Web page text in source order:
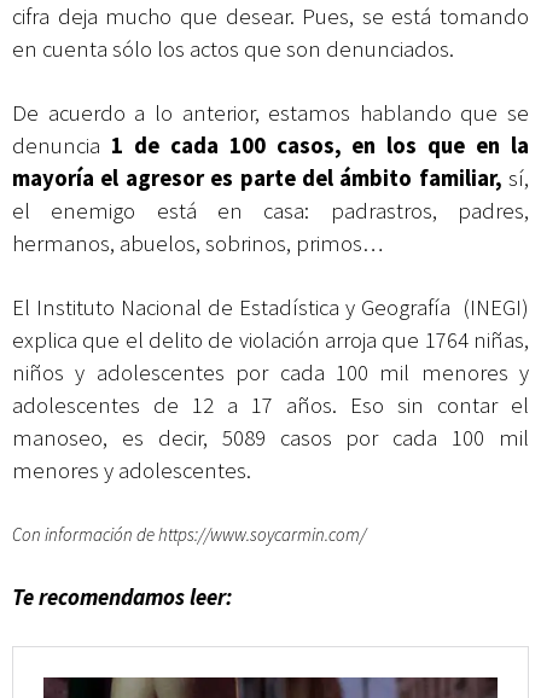
cifra deja mucho que desear. Pues, se está tomando
en cuenta sólo los actos que son denunciados.
De acuerdo a lo anterior, estamos hablando que se
denuncia 1 de cada 100 casos, en los que en la
mayoría el agresor es parte del ámbito familiar, sí,
el enemigo está en casa: padrastros, padres,
hermanos, abuelos, sobrinos, primos…
El Instituto Nacional de Estadística y Geografía (INEGI)
explica que el delito de violación arroja que 1764 niñas,
niños y adolescentes por cada 100 mil menores y
adolescentes de 12 a 17 años. Eso sin contar el
manoseo, es decir, 5089 casos por cada 100 mil
menores y adolescentes.
Con información de https://www.soycarmin.com/
Te recomendamos leer: